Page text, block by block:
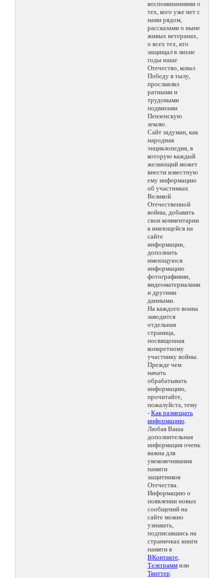
воспоминаниями о
тех, кого уже нет с
нами рядом,
рассказами о ныне
живых ветеранах,
о всех тех, кто
защищал в лихие
годы наше
Отечество, ковал
Победу в тылу,
прославлял
ратными и
трудовыми
подвигами
Пензенскую
землю.
Сайт задуман, как
народная
энциклопедия, в
которую каждый
желающий может
внести известную
ему информацию
об участниках
Великой
Отечественной
войны, добавить
свои комментарии
к имеющейся на
сайте
информации,
дополнить
имеющуюся
информацию
фотографиями,
видеоматериалами
и другими
данными.
На каждого воина
заводится
отдельная
страница,
посвященная
конкретному
участнику войны.
Прежде чем
начать
обрабатывать
информацию,
прочитайте,
пожалуйста, тему
- Как размещать
информацию.
Любая Ваша
дополнительная
информация очень
важна для
увековечивания
памяти
защитников
Отечества.
Информацию о
появлении новых
сообщений на
сайте можно
узнавать,
подписавшись на
страничках книги
памяти в
ВКонтакте,
Телеграмм или
Твиттер.